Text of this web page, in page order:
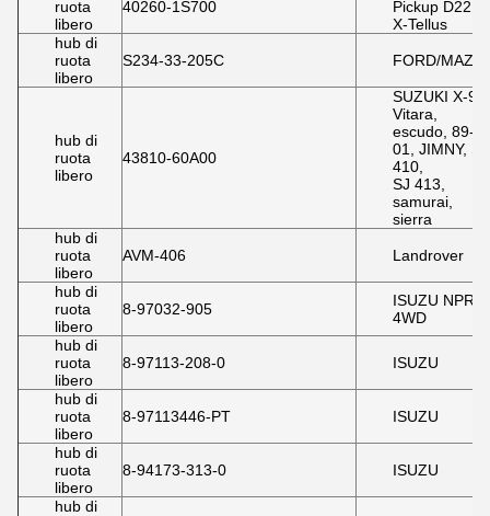
ruota
libero
40260-1S700
Pickup D22,
X-Tellus
hub di
ruota
libero
S234-33-205C FORD/
hub di
ruota
libero
43810-60A00
SUZUKI X-90,
Vitara,
escudo, 89-
01, JIMNY, SJ
410,
SJ 413,
samurai,
sierra
hub di
ruota
libero
AVM-406 Landrover
hub di
ruota
libero
8-97032-905
ISUZU
4WD
hub di
ruota
libero
8-97113-208-0 ISUZU
hub di
ruota
libero
8-97113446-PT ISUZU
hub di
ruota
libero
8-94173-313-0 ISUZU
hub di